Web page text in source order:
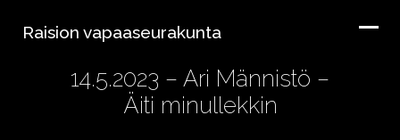
Raision vapaaseurakunta
14.5.2023 – Ari Männistö –
Äiti minullekkin